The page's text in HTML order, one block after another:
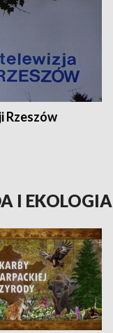
Rzeszów
I EKOLOGIA